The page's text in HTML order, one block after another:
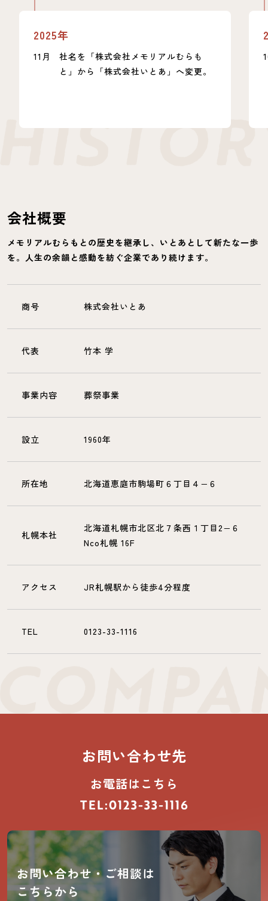
2025年
11月
社名を「株式会社メモリアルむらも
と」から「株式会社いとあ」へ変更。
会社概要
メモリアルむらもとの歴史を継承し、いとあとして新たな一歩
を。人生の余韻と感動を紡ぐ企業であり続けます。
商号 株式会社いとあ
代表 竹本 学
事業内容 葬祭事業
設立 1960年
所在地 北海道恵庭市駒場町６丁目４−６
札幌本社
北海道札幌市北区北７条西１丁目2−６
Nco札幌 16F
アクセス JR札幌駅から徒歩4分程度
TEL 0123-33-1116
お問い合わせ先
お電話はこちら
TEL:0123-33-1116
お問い合わせ・ご相談は
こちらから